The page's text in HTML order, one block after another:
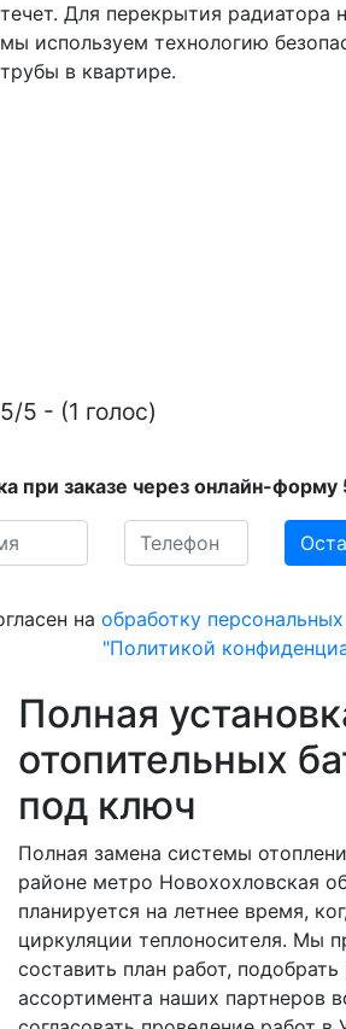
течет. Для перекрытия радиатора
мы используем технологию
трубы в квартире.
5/5 - (1 голос)
при заказе через онлайн-форму
на обработку
"Политикой
Полная
отопительных
под ключ
Полная замена системы
районе метро Новохохловская
планируется на летнее время,
циркуляции теплоносителя. Мы
составить план работ,
ассортимента наших партнеров